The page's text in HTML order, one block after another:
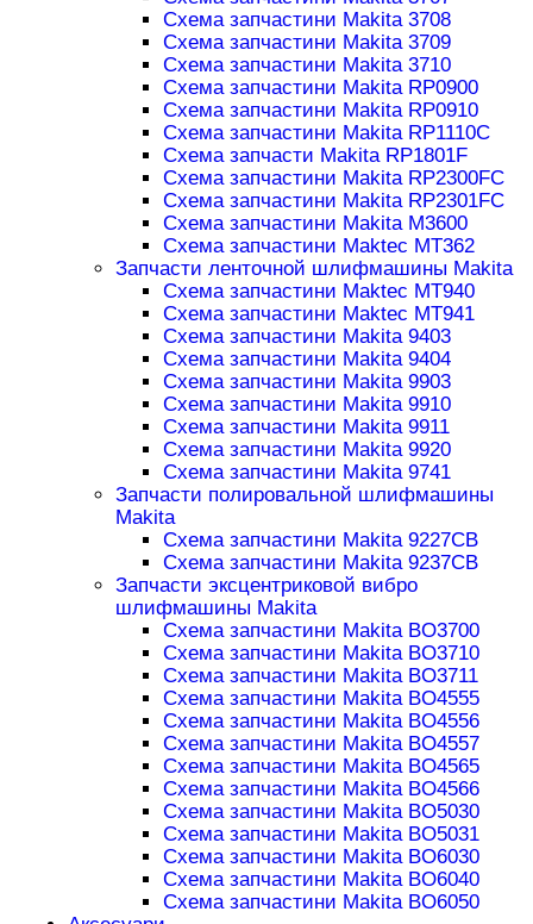
Схема запчастини Makita 3708
Схема запчастини Makita 3709
Схема запчастини Makita 3710
Схема запчастини Makita RP0900
Схема запчастини Makita RP0910
Схема запчастини Makita RP1110C
Схема запчасти Makita RP1801F
Схема запчастини Makita RP2300FC
Схема запчастини Makita RP2301FC
Схема запчастини Makita M3600
Схема запчастини Maktec MT362
Запчасти ленточной шлифмашины Makita
Схема запчастини Maktec MT940
Схема запчастини Maktec MT941
Схема запчастини Makita 9403
Схема запчастини Makita 9404
Схема запчастини Makita 9903
Схема запчастини Makita 9910
Схема запчастини Makita 9911
Схема запчастини Makita 9920
Схема запчастини Makita 9741
Запчасти полировальной шлифмашины
Makita
Схема запчастини Makita 9227CB
Схема запчастини Makita 9237CB
Запчасти эксцентриковой вибро
шлифмашины Makita
Схема запчастини Makita BO3700
Схема запчастини Makita BO3710
Схема запчастини Makita BO3711
Схема запчастини Makita BO4555
Схема запчастини Makita BO4556
Схема запчастини Makita BO4557
Схема запчастини Makita BO4565
Схема запчастини Makita BO4566
Схема запчастини Makita BO5030
Схема запчастини Makita BO5031
Схема запчастини Makita BO6030
Схема запчастини Makita BO6040
Схема запчастини Makita BO6050